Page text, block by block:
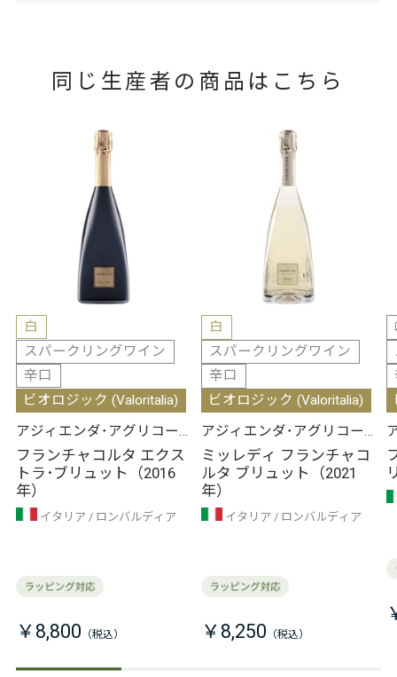
同じ生産者の商品はこちら
白
スパークリングワイン
辛口
ビオロジック (Valoritalia)
アジィエンダ･アグリコー
ラ･フェルゲッティーナ
フランチャコルタ エクス
トラ･ブリュット（2016
年）
イタリア ロンバルディア
￥8,800
白
スパークリングワイン
辛口
ビオロジック (Valoritalia)
アジィエンダ･アグリコー
ラ･フェルゲッティーナ
ミッレディ フランチャコ
ルタ ブリュット（2021
年）
イタリア ロンバルディア
￥8,250